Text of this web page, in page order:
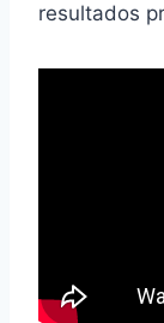
resultados